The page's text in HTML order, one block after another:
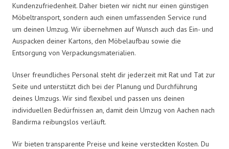
Kundenzufriedenheit. Daher bieten wir nicht nur einen günstigen
Möbeltransport, sondern auch einen umfassenden Service rund
um deinen Umzug. Wir übernehmen auf Wunsch auch das Ein- und
Auspacken deiner Kartons, den Möbelaufbau sowie die
Entsorgung von Verpackungsmaterialien.
Unser freundliches Personal steht dir jederzeit mit Rat und Tat zur
Seite und unterstützt dich bei der Planung und Durchführung
deines Umzugs. Wir sind flexibel und passen uns deinen
individuellen Bedürfnissen an, damit dein Umzug von Aachen nach
Bandirma reibungslos verläuft.
Wir bieten transparente Preise und keine versteckten Kosten. Du